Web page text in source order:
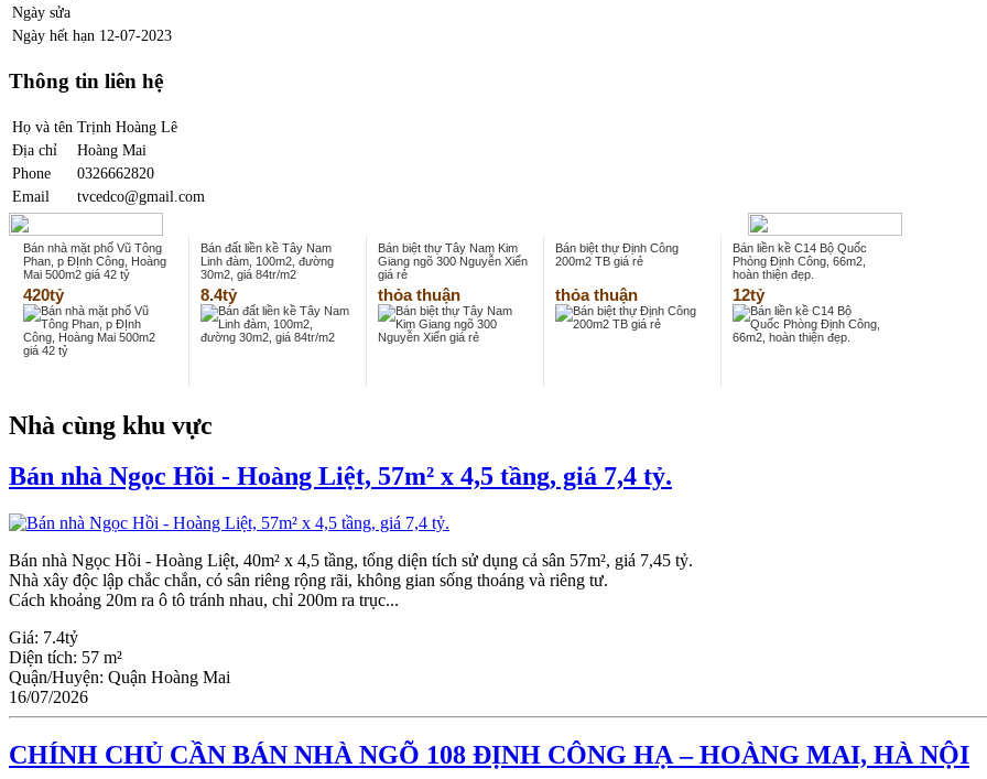
Ngày sửa
Ngày hết hạn 12-07-2023
Thông tin liên hệ
Họ và tên Trịnh Hoàng Lê
Địa chỉ
Hoàng Mai
Phone
0326662820
Email
tvcedco@gmail.com
Bán nhà mặt phố Vũ Tông
Phan, p ĐỊnh Công, Hoàng
Mai 500m2 giá 42 tỷ
420tỷ
Bán đất liền kề Tây Nam
Linh đàm, 100m2, đường
30m2, giá 84tr/m2
8.4tỷ
Bán biệt thự Tây Nam Kim
Giang ngõ 300 Nguyễn Xiển
giá rẻ
thỏa thuận
Bán biệt thự Định Công
200m2 TB giá rẻ
thỏa thuận
Bán liền kề C14 Bộ Quốc
Phòng Định Công, 66m2,
hoàn thiện đẹp.
12tỷ
Nhà cùng khu vực
Bán nhà Ngọc Hồi - Hoàng Liệt, 57m² x 4,5 tầng, giá 7,4 tỷ.
Bán nhà Ngọc Hồi - Hoàng Liệt, 40m² x 4,5 tầng, tổng diện tích sử dụng cả sân 57m², giá 7,45 tỷ.
Nhà xây độc lập chắc chắn, có sân riêng rộng rãi, không gian sống thoáng và riêng tư.
Cách khoảng 20m ra ô tô tránh nhau, chỉ 200m ra trục...
Giá: 7.4tỷ
Diện tích: 57 m²
Quận/Huyện: Quận Hoàng Mai
16/07/2026
CHÍNH CHỦ CẦN BÁN NHÀ NGÕ 108 ĐỊNH CÔNG HẠ – HOÀNG MAI, HÀ NỘI